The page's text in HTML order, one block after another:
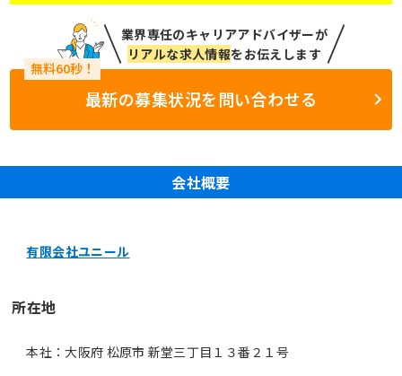
業界専任のキャリアアドバイザーが
リアルな求人情報をお伝えします
最新の募集状況を問い合わせる
会社概要
有限会社ユニール
所在地
本社：大阪府 松原市 新堂三丁目１３番２１号